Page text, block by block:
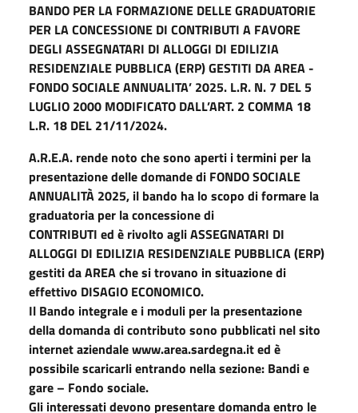
BANDO PER LA FORMAZIONE DELLE GRADUATORIE
PER LA CONCESSIONE DI CONTRIBUTI A FAVORE
DEGLI ASSEGNATARI DI ALLOGGI DI EDILIZIA
RESIDENZIALE PUBBLICA (ERP) GESTITI DA AREA -
FONDO SOCIALE ANNUALITA’ 2025. L.R. N. 7 DEL 5
LUGLIO 2000 MODIFICATO DALL’ART. 2 COMMA 18
L.R. 18 DEL 21/11/2024.
A.R.E.A. rende noto che sono aperti i termini per la
presentazione delle domande di FONDO SOCIALE
ANNUALITÀ 2025, il bando ha lo scopo di formare la
graduatoria per la concessione di
CONTRIBUTI ed è rivolto agli ASSEGNATARI DI
ALLOGGI DI EDILIZIA RESIDENZIALE PUBBLICA (ERP)
gestiti da AREA che si trovano in situazione di
effettivo DISAGIO ECONOMICO.
Il Bando integrale e i moduli per la presentazione
della domanda di contributo sono pubblicati nel sito
internet aziendale www.area.sardegna.it ed è
possibile scaricarli entrando nella sezione: Bandi e
gare – Fondo sociale.
Gli interessati devono presentare domanda entro le